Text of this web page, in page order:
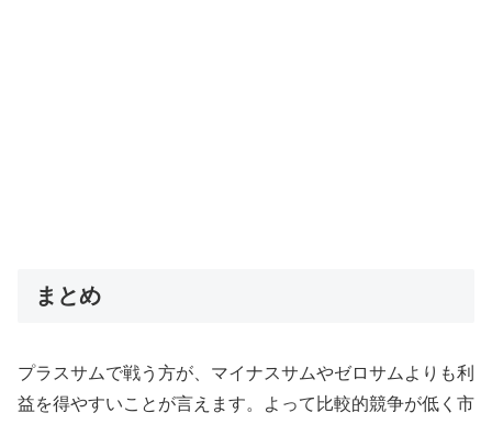
まとめ
プラスサムで戦う方が、マイナスサムやゼロサムよりも利
益を得やすいことが言えます。よって比較的競争が低く市